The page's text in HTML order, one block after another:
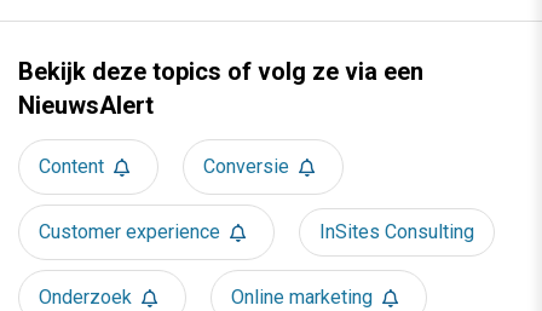
Bekijk deze topics of volg ze via een
NieuwsAlert
Content Conversie
Customer experience InSites Consulting
Onderzoek Online marketing